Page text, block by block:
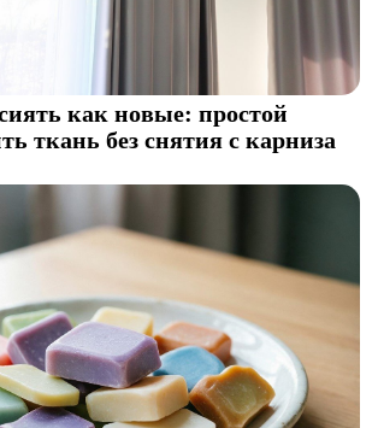
как новые: простой
ткань без снятия с карниза